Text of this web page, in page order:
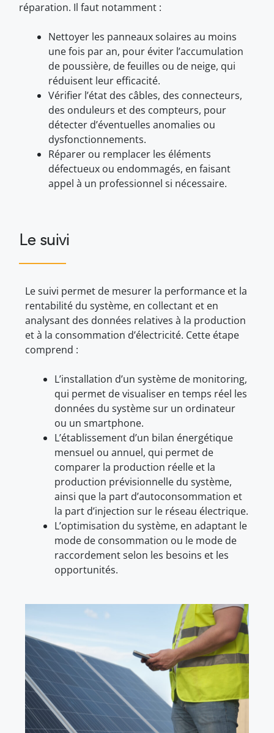
réparation. Il faut notamment :
Nettoyer les panneaux solaires au moins
une fois par an, pour éviter l’accumulation
de poussière, de feuilles ou de neige, qui
réduisent leur efficacité.
Vérifier l’état des câbles, des connecteurs,
des onduleurs et des compteurs, pour
détecter d’éventuelles anomalies ou
dysfonctionnements.
Réparer ou remplacer les éléments
défectueux ou endommagés, en faisant
appel à un professionnel si nécessaire.
Le suivi
Le suivi permet de mesurer la performance et la
rentabilité du système, en collectant et en
analysant des données relatives à la production
et à la consommation d’électricité. Cette étape
comprend :
L’installation d’un système de monitoring,
qui permet de visualiser en temps réel les
données du système sur un ordinateur
ou un smartphone.
L’établissement d’un bilan énergétique
mensuel ou annuel, qui permet de
comparer la production réelle et la
production prévisionnelle du système,
ainsi que la part d’autoconsommation et
la part d’injection sur le réseau électrique.
L’optimisation du système, en adaptant le
mode de consommation ou le mode de
raccordement selon les besoins et les
opportunités.